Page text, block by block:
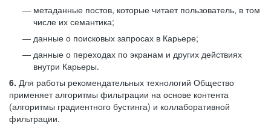
метаданные постов, которые читает пользователь, в том
числе их семантика;
данные о поисковых запросах в Карьере;
данные о переходах по экранам и других действиях
внутри Карьеры.
6. Для работы рекомендательных технологий Общество
применяет алгоритмы фильтрации на основе контента
(алгоритмы градиентного бустинга) и коллаборативной
фильтрации.